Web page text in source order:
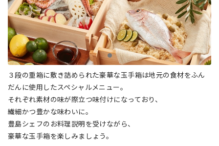
３段の重箱に敷き詰められた豪華な玉手箱は地元の食材をふん
だんに使用したスペシャルメニュー。
それぞれ素材の味が際立つ味付けになっており、
繊細かつ豊かな味わいに。
豊島シェフのお料理説明を受けながら、
豪華な玉手箱を楽しみましょう。